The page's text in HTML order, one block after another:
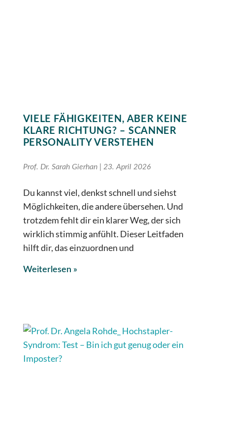
VIELE FÄHIGKEITEN, ABER KEINE
KLARE RICHTUNG? – SCANNER
PERSONALITY VERSTEHEN
Prof. Dr. Sarah Gierhan 23. April 2026
Du kannst viel, denkst schnell und siehst
Möglichkeiten, die andere übersehen. Und
trotzdem fehlt dir ein klarer Weg, der sich
wirklich stimmig anfühlt. Dieser Leitfaden
hilft dir, das einzuordnen und
Weiterlesen »